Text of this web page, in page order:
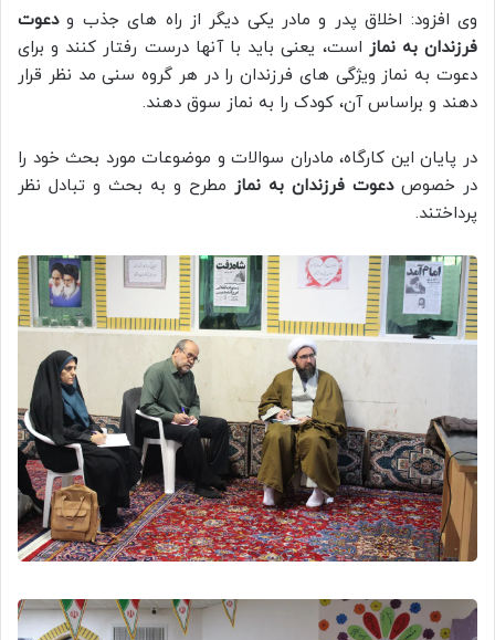
وی افزود: اخلاق پدر و مادر یکی دیگر از راه های جذب ودعوت
فرزندان به نماز است، یعنی باید با آنها درست رفتار کنند و برای
دعوت به نماز ویژگی های فرزندان را در هر گروه سنی مد نظر قرار
دهند و براساس آن، کودک را به نماز سوق دهند.
در پایان این کارگاه، مادران سوالات و موضوعات مورد بحث خود را
در خصوصدعوت فرزندان به نماز مطرح و به بحث و تبادل نظر
پرداختند.